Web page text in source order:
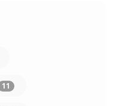
11